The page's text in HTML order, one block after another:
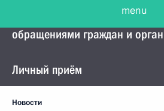
Управление Президента по
обращениями граждан и
Личный приём
Новости